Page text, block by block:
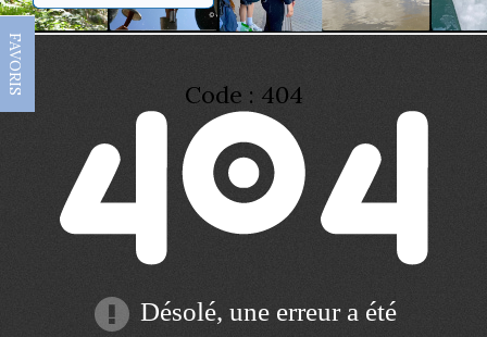
FAVORIS Code : 404
Désolé, une erreur a été